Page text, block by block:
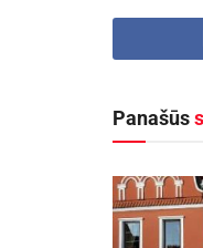
Panašūs